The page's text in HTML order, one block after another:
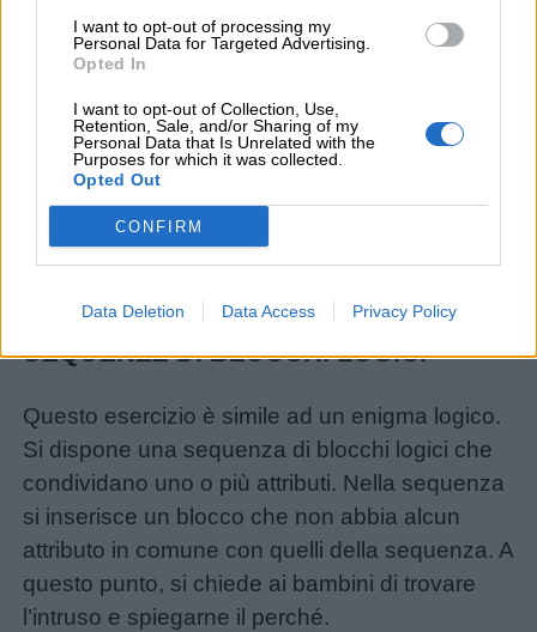
I want to opt-out of processing my
Personal Data for Targeted Advertising.
Opted In
I want to opt-out of Collection, Use,
Retention, Sale, and/or Sharing of my
Personal Data that Is Unrelated with the
Purposes for which it was collected.
Opted Out
CONFIRM
Data Deletion Data Access Privacy Policy
Su un quaderno a quadretti, si possono
utilizzare i blocchi logici per imparare la
classificazione tabulare. Si possono preparare
tabelle che abbiano in ascissa tutte le variabili
per un certo attributo (colore, forma,
dimensione, spessore) e in ordinata una serie
di blocchi. Si chiede poi di segnare per ciascun
SEQUENZE DI BLOCCHI LOGICI
Questo esercizio è simile ad un enigma logico.
Si dispone una sequenza di blocchi logici che
condividano uno o più attributi. Nella sequenza
si inserisce un blocco che non abbia alcun
attributo in comune con quelli della sequenza. A
questo punto, si chiede ai bambini di trovare
l’intruso e spiegarne il perché.